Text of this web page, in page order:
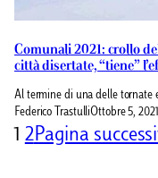
Comunali 2021: crollo
città disertate, “tiene”
Al termine di una delle
Federico TrastulliOttobre 5, 2021
1 2Pagina